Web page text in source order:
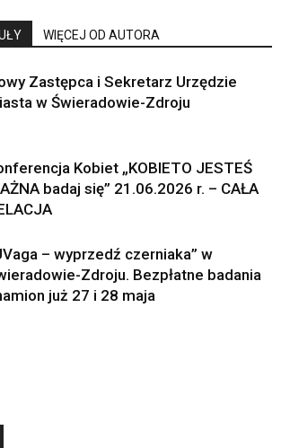
WIĘCEJ OD AUTORA
Zastępca i Sekretarz Urzędzie
w Świeradowie-Zdroju
Kobiet „KOBIETO JESTEŚ
badaj się” 21.06.2026 r. – CAŁA
– wyprzedź czerniaka” w
Zdroju. Bezpłatne badania
już 27 i 28 maja